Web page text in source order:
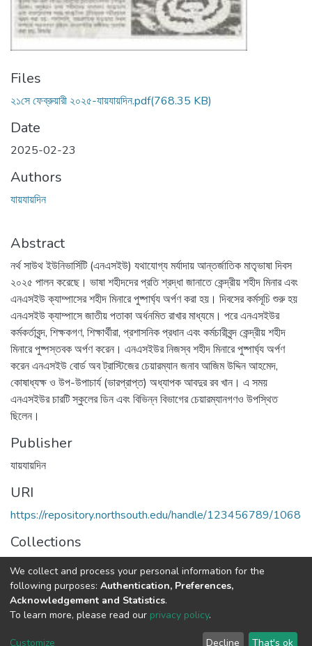
Files
২১সে ফেব্রুয়ারী ২০২৫-যায়যায়দিন.pdf(768.35 KB)
Date
2025-02-23
Authors
যায়যায়দিন
Abstract
নর্থ সাউথ ইউনিভার্সিটি (এনএসইউ) যথাযোগ্য মর্যাদায় আন্তর্জাতিক মাতৃভাষা দিবস
২০২৫ পালন করেছে। ভাষা শহীদদের প্রতি শ্রদ্ধা জানাতে কেন্দ্রীয় শহীদ মিনার এবং
এনএসইউ ক্যাম্পাসের শহীদ মিনারে পুষ্পার্ঘ্য অর্পণ করা হয়। দিবসের কর্মসূচি শুরু হয়
এনএসইউ ক্যাম্পাসে জাতীয় পতাকা অর্ধনমিত রাখার মাধ্যমে। পরে এনএসইউর
কর্মকর্তাবৃন্দ, শিক্ষকগণ, শিক্ষার্থীরা, প্রশাসনিক প্রধান এবং কর্মচারীবৃন্দ কেন্দ্রীয় শহীদ
মিনারে পুষ্পস্তবক অর্পণ করেন। এনএসইউর নিজস্ব শহীদ মিনারে পুষ্পার্ঘ্য অর্পণ
করেন এনএসইউ বোর্ড অব ট্রাস্টিজের চেয়ারম্যান জনাব আজিম উদ্দিন আহমেদ,
কোষাধ্যক্ষ ও উপ-উপাচার্য (ভারপ্রাপ্ত) অধ্যাপক আবদুর রব খান। এ সময়
এনএসইউর চারটি স্কুলের ডিন এবং বিভিন্ন বিভাগের চেয়ারম্যানগণও উপস্থিত
ছিলেন।
Publisher
যায়যায়দিন
URI
https://repository.northsouth.edu/handle/123456789/1068
Collections
NSU News
Full item page
NSU IR.All rights reserved. © 2026 Powered by NSU Library
We collect and process your personal information for the
following purposes: Authentication, Preferences,
Acknowledgement and Statistics.
To learn more, please read our privacy policy.
Customize Decline That's ok